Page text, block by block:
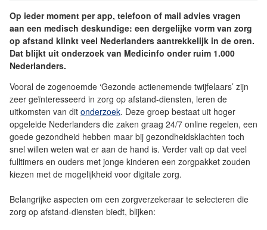
Op ieder moment per app, telefoon of mail advies vragen
aan een medisch deskundige: een dergelijke vorm van zorg
op afstand klinkt veel Nederlanders aantrekkelijk in de oren.
Dat blijkt uit onderzoek van Medicinfo onder ruim 1.000
Nederlanders.
Vooral de zogenoemde ‘Gezonde actienemende twijfelaars’ zijn
zeer geïnteresseerd in zorg op afstand-diensten, leren de
uitkomsten van dit onderzoek. Deze groep bestaat uit hoger
opgeleide Nederlanders die zaken graag 24/7 online regelen, een
goede gezondheid hebben maar bij gezondheidsklachten toch
snel willen weten wat er aan de hand is. Verder valt op dat veel
fulltimers en ouders met jonge kinderen een zorgpakket zouden
kiezen met de mogelijkheid voor digitale zorg.
Belangrijke aspecten om een zorgverzekeraar te selecteren die
zorg op afstand-diensten biedt, blijken: